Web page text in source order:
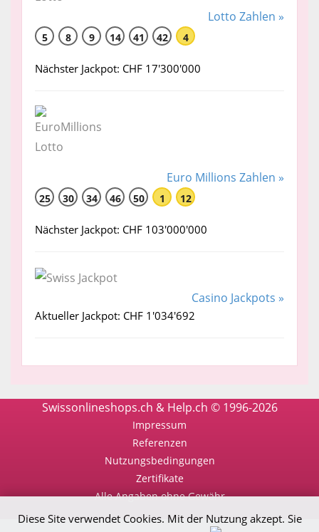
Lotto Zahlen »
5 8 9 14 41 42 4
Nächster Jackpot: CHF 17'300'000
Euro Millions Zahlen »
25 30 34 46 50 1 12
Nächster Jackpot: CHF 103'000'000
Casino Jackpots »
Aktueller Jackpot: CHF 1'034'692
Swissonlineshops.ch & Help.ch © 1996-2026
Impressum
Referenzen
Nutzungsbedingungen
Zertifikate
Alle Angaben ohne Gewähr
Diese Site verwendet Cookies. Mit der Nutzung akzept. Sie